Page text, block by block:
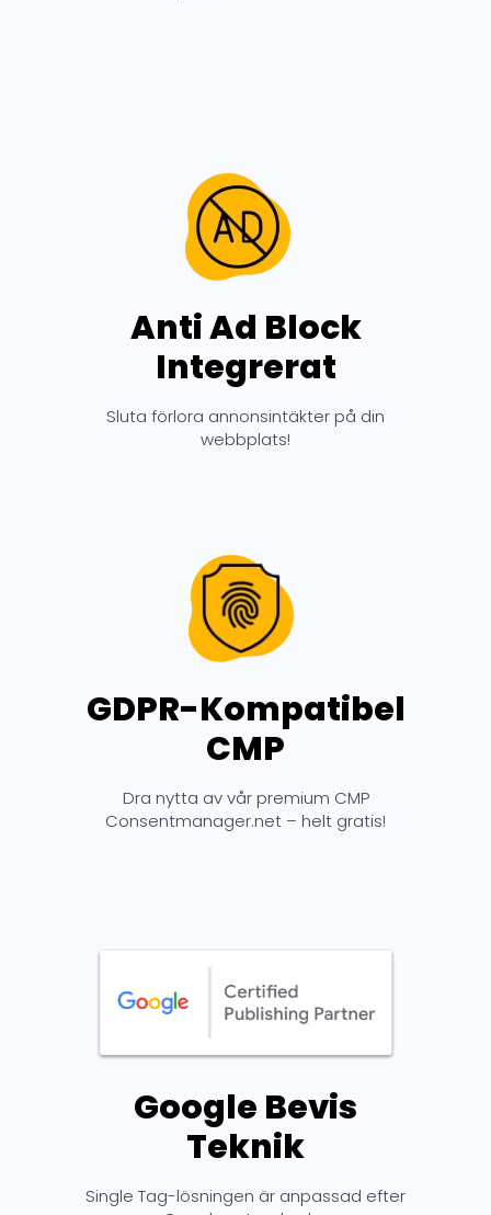
Anti Ad Block
Integrerat
Sluta förlora annonsintäkter på din
webbplats!
GDPR-Kompatibel
CMP
Dra nytta av vår premium CMP
Consentmanager.net – helt gratis!
Google Bevis
Teknik
Single Tag-lösningen är anpassad efter